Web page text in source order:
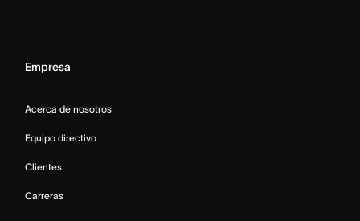
Empresa
Acerca de nosotros
Equipo directivo
Clientes
Carreras